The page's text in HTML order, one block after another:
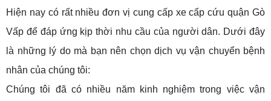
Hiện nay có rất nhiều đơn vị cung cấp xe cấp cứu quận Gò
Vấp để đáp ứng kịp thời nhu cầu của người dân. Dưới đây
là những lý do mà bạn nên chọn dịch vụ vận chuyển bệnh
nhân của chúng tôi:
Chúng tôi đã có nhiều năm kinh nghiệm trong việc vận